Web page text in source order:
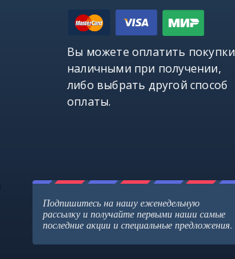
Вы можете оплатить покупки
наличными при получении,
либо выбрать другой способ
оплаты.
Подпишитесь на нашу еженедельную
рассылку и получайте первыми наши самые
последние акции и специальные предложения.